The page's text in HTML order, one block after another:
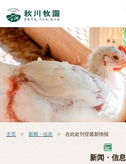
主页
新闻・信息
关于秋川鸡
安心・安全的食材
公司信息
联系我们
主页 >新闻・信息 > 在此处刊登最新情报
新闻・信息